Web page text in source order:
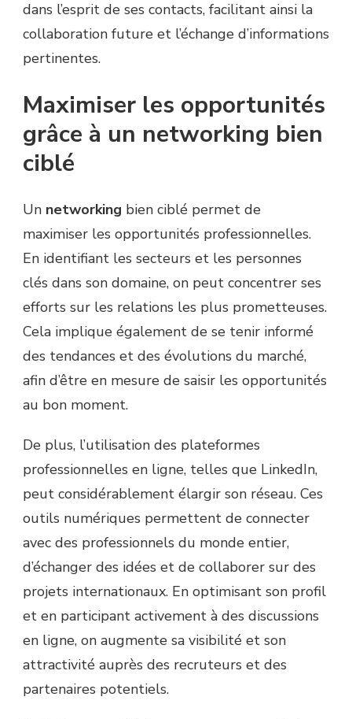
dans l’esprit de ses contacts, facilitant ainsi la
collaboration future et l’échange d’informations
pertinentes.
Maximiser les opportunités
grâce à un networking bien
ciblé
Un networking bien ciblé permet de
maximiser les opportunités professionnelles.
En identifiant les secteurs et les personnes
clés dans son domaine, on peut concentrer ses
efforts sur les relations les plus prometteuses.
Cela implique également de se tenir informé
des tendances et des évolutions du marché,
afin d’être en mesure de saisir les opportunités
au bon moment.
De plus, l’utilisation des plateformes
professionnelles en ligne, telles que LinkedIn,
peut considérablement élargir son réseau. Ces
outils numériques permettent de connecter
avec des professionnels du monde entier,
d’échanger des idées et de collaborer sur des
projets internationaux. En optimisant son profil
et en participant activement à des discussions
en ligne, on augmente sa visibilité et son
attractivité auprès des recruteurs et des
partenaires potentiels.